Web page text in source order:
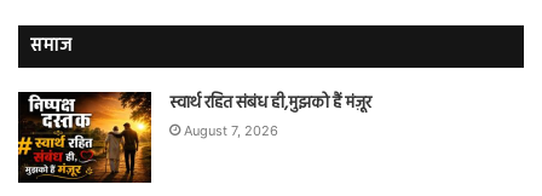
समाज
स्वार्थ रहित संबंध ही,मुझको हैं मंज़ूर
August 7, 2026